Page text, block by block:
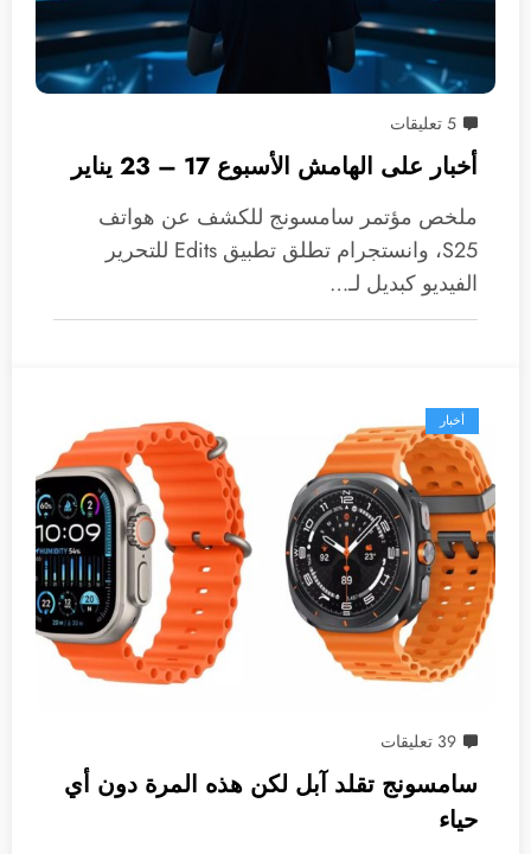
5 تعليقات
أخبار على الهامش الأسبوع 17 – 23 يناير
ملخص مؤتمر سامسونج للكشف عن هواتف
S25، وانستجرام تطلق تطبيق Edits للتحرير
الفيديو كبديل لـ…
أخبار
39 تعليقات
سامسونج تقلد آبل لكن هذه المرة دون أي
حياء